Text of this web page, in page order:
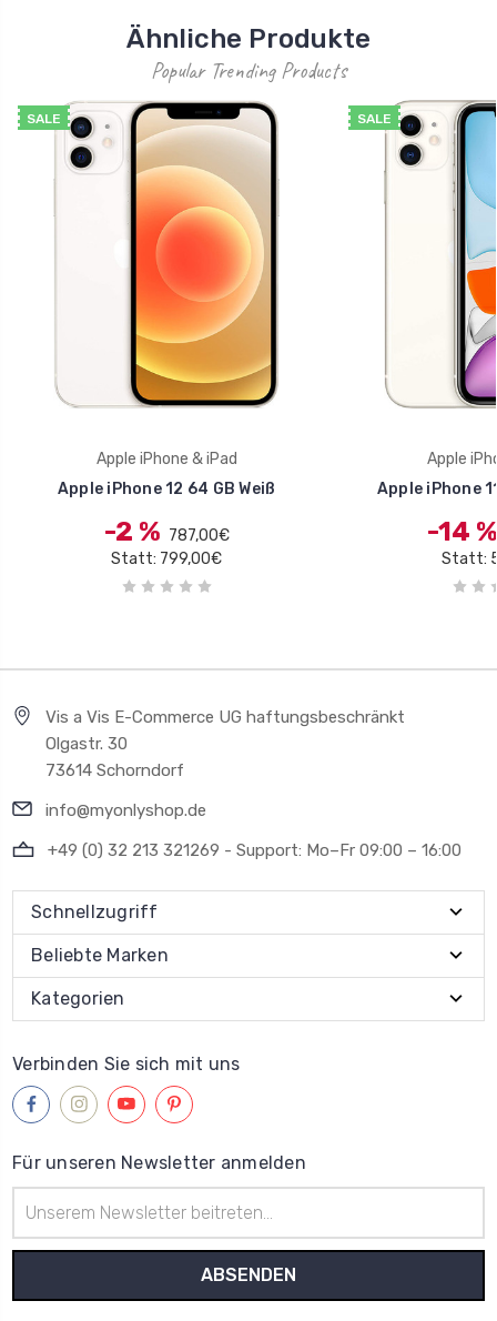
Ähnliche Produkte
Popular Trending Products
SALE
Apple iPhone & iPad
Apple iPhone 12 64 GB Weiß
-2 % 787,00€
Statt: 799,00€
SALE
Apple
Apple iPhone
-14
Statt:
Vis a Vis E-Commerce UG haftungsbeschränkt
Olgastr. 30
73614 Schorndorf
info@myonlyshop.de
+49 (0) 32 213 321269 - Support: Mo–Fr 09:00 – 16:00
Schnellzugriff
Beliebte Marken
Kategorien
Verbinden Sie sich mit uns
Für unseren Newsletter anmelden
Mail-
Adresse